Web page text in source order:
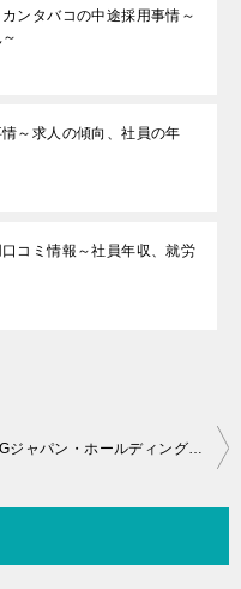
ンタバコの中途採用事情～
～求人の傾向、社員の年
コミ情報～社員年収、就労
AIGジャパン・ホールディングスの中途採用事情～社員年収、就労環境など～